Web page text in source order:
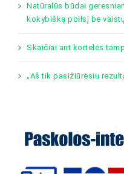
Natūralūs būdai
kokybišką poilsį be
Skaičiai ant kortelės
„Aš tik pasižiūrėsiu